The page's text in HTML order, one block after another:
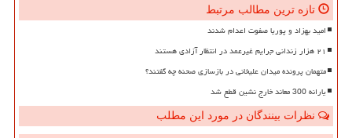
تازه ترین مطالب مرتبط
امید بهزاد و پوریا صفوت اعدام شدند
۲۱ هزار زندانی جرایم غیرعمد در انتظار آزادی هستند
متهمان پرونده میدان علیخانی در بازسازی صحنه چه گفتند؟
یارانه 300 معاند خارج نشین قطع شد
نظرات بینندگان در مورد این مطلب